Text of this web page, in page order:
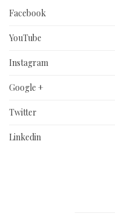
Facebook
YouTube
Instagram
Google +
Twitter
Linkedin